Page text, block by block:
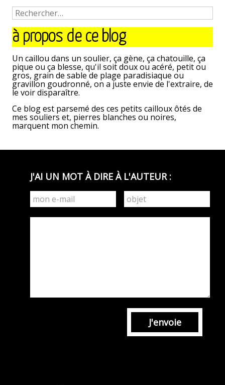
à propos de ce blog
Un caillou dans un soulier, ça gène, ça chatouille, ça
pique ou ça blesse, qu'il soit doux ou acéré, petit ou
gros, grain de sable de plage paradisiaque ou
gravillon goudronné, on a juste envie de l'extraire, de
le voir disparaître.
Ce blog est parsemé des ces petits cailloux ôtés de
mes souliers et, pierres blanches ou noires,
marquent mon chemin.
J'AI UN MOT À DIRE À L'AUTEUR :
J'envoie